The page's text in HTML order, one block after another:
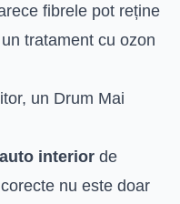
fibrele pot reține
tratament cu ozon
un Drum Mai
interior de
nu este doar